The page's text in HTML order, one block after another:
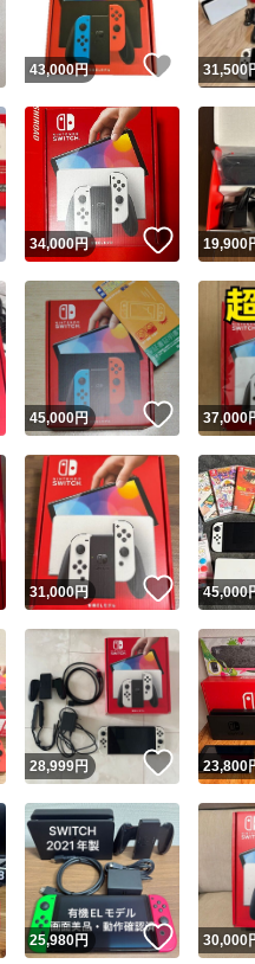
Yahoo!フ
安心取引
安心取
取引実績
商
いいね！
43,000円 いいね！
31,500
いいね！
34,000円 いいね！
19,900
いいね！
45,000円 いいね！
37,000
いいね！
31,000円 いいね！
45,000
いいね！
28,999円 いいね！
23,800
いいね！
25,980円 いいね！
30,000